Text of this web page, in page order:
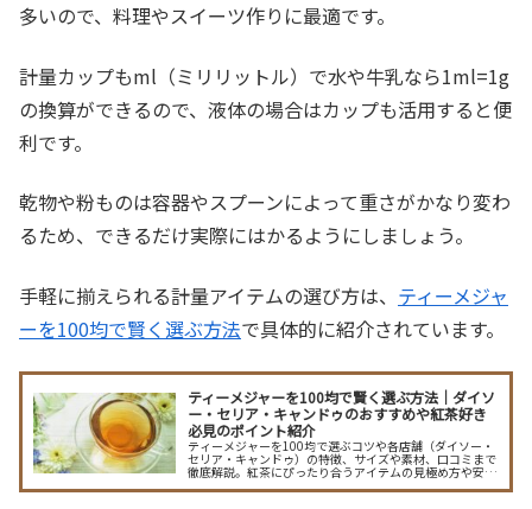
多いので、料理やスイーツ作りに最適です。
計量カップもml（ミリリットル）で水や牛乳なら1ml=1g
の換算ができるので、液体の場合はカップも活用すると便
利です。
乾物や粉ものは容器やスプーンによって重さがかなり変わ
るため、できるだけ実際にはかるようにしましょう。
手軽に揃えられる計量アイテムの選び方は、 ティーメジャ
ーを100均で賢く選ぶ方法で具体的に紹介されています。
ティーメジャーを100均で賢く選ぶ方法｜ダイソ
ー・セリア・キャンドゥのおすすめや紅茶好き
必見のポイント紹介
ティーメジャーを100均で選ぶコツや各店舗（ダイソー・
セリア・キャンドゥ）の特徴、サイズや素材、口コミまで
徹底解説。紅茶にぴったり合うアイテムの見極め方や安価
なティーメジャーのメリット・デメリット、ギフトにも最
適なおしゃれ商品まで紹介します。